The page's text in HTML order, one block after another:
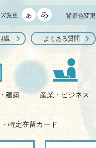
変更 背景色変更
織 よくある質問
建築 産業・ビジネス
特定在留カード